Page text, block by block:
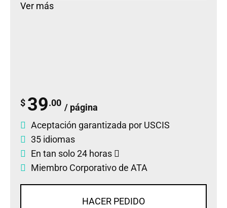
Ver más
$ 39.00 / página
Aceptación garantizada por USCIS
35 idiomas
En tan solo 24 horas
Miembro Corporativo de ATA
HACER PEDIDO